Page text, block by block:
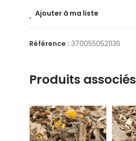
Ajouter à ma liste
Référence : 3700550521136
Produits associés